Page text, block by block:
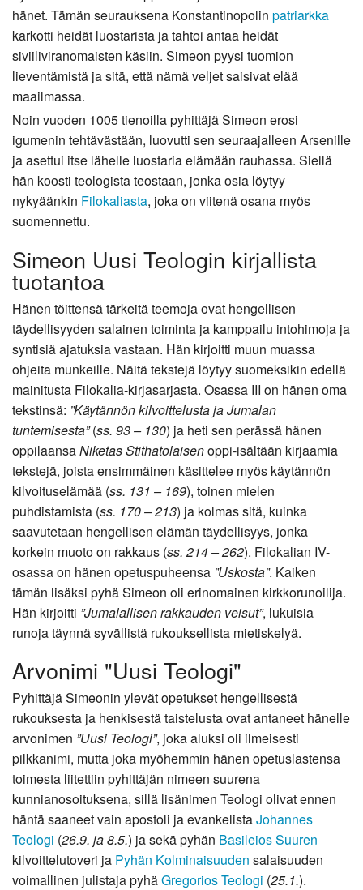
hänet. Tämän seurauksena Konstantinopolin patriarkka
karkotti heidät luostarista ja tahtoi antaa heidät
siviiliviranomaisten käsiin. Simeon pyysi tuomion
lieventämistä ja sitä, että nämä veljet saisivat elää
maailmassa.
Noin vuoden 1005 tienoilla pyhittäjä Simeon erosi
igumenin tehtävästään, luovutti sen seuraajalleen Arsenille
ja asettui itse lähelle luostaria elämään rauhassa. Siellä
hän koosti teologista teostaan, jonka osia löytyy
nykyäänkin Filokaliasta, joka on viitenä osana myös
suomennettu.
Simeon Uusi Teologin kirjallista
tuotantoa
Hänen töittensä tärkeitä teemoja ovat hengellisen
täydellisyyden salainen toiminta ja kamppailu intohimoja ja
syntisiä ajatuksia vastaan. Hän kirjoitti muun muassa
ohjeita munkeille. Näitä tekstejä löytyy suomeksikin edellä
mainitusta Filokalia-kirjasarjasta. Osassa III on hänen oma
tekstinsä: ”Käytännön kilvoittelusta ja Jumalan
tuntemisesta”(ss. 93 – 130) ja heti sen perässä hänen
oppilaansaNiketas Stithatolaisenoppi-isältään kirjaamia
tekstejä, joista ensimmäinen käsittelee myös käytännön
kilvoituselämää (ss. 131 – 169), toinen mielen
puhdistamista (ss. 170 – 213) ja kolmas sitä, kuinka
saavutetaan hengellisen elämän täydellisyys, jonka
korkein muoto on rakkaus (ss. 214 – 262). Filokalian IV-
osassa on hänen opetuspuheensa ”Uskosta”. Kaiken
tämän lisäksi pyhä Simeon oli erinomainen kirkkorunoilija.
Hän kirjoitti ”Jumalallisen rakkauden veisut”, lukuisia
runoja täynnä syvällistä rukouksellista mietiskelyä.
Arvonimi "Uusi Teologi"
Pyhittäjä Simeonin ylevät opetukset hengellisestä
rukouksesta ja henkisestä taistelusta ovat antaneet hänelle
arvonimen ”Uusi Teologi”, joka aluksi oli ilmeisesti
pilkkanimi, mutta joka myöhemmin hänen opetuslastensa
toimesta liitettiin pyhittäjän nimeen suurena
kunnianosoituksena, sillä lisänimen Teologi olivat ennen
häntä saaneet vain apostoli ja evankelistaJohannes
Teologi (26.9. ja 8.5.) ja sekä pyhän Basileios Suuren
kilvoittelutoveri ja Pyhän Kolminaisuuden salaisuuden
voimallinen julistaja pyhäGregorios Teologi (25.1.).